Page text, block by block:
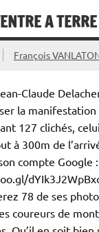
A
François
Claude
la
127 clichés,
à 300m de
compte Google :
78 de ses
coureurs de